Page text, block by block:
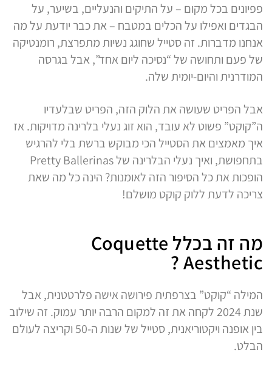
פפיונים בכל מקום – על התיקים והנעליים, בשיער, על
הבגדים ואפילו על הכלים במטבח – את כבר יודעת על מה
אנחנו מדברות. זה סטייל שחוגג נשיות מתפרצת, רומנטיקה
של פעם ותחושה של “נסיכה ליום אחד”, אבל בגרסה
המודרנית והיום-יומית שלה.
אבל הפריט שעושה את הלוק הזה, הפריט שבלעדיו
ה”קוקט” פשוט לא עובד, הוא זוג נעלי בלרינה מדויקות. אז
איך מאמצים את הסטייל הכי מבוקש ברשת בלי להרגיש
בתחפושת, ואיך נעלי הבלרינה של Pretty Ballerinas
הופכות את כל הסיפור הזה לאומנות? הינה כל מה שאת
צריכה לדעת ללוק קוקט מושלם!
מה זה בכלל Coquette
Aesthetic ?
המילה “קוקט” בצרפתית פירושה אישה פלרטטנית, אבל
שנת 2024 לקחה את זה למקום הרבה יותר עמוק. זה שילוב
בין אופנה ויקטוריאנית, סטייל של שנות ה-50 וקריצה לעולם
הבלט.